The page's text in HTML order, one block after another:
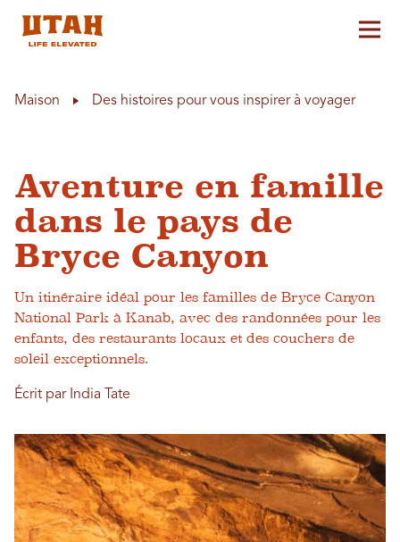
Maison Des histoires pour vous inspirer à voyager
Aventure en famille
dans le pays de
Bryce Canyon
Un itinéraire idéal pour les familles de Bryce Canyon
National Park à Kanab, avec des randonnées pour les
enfants, des restaurants locaux et des couchers de
soleil exceptionnels.
Écrit par India Tate